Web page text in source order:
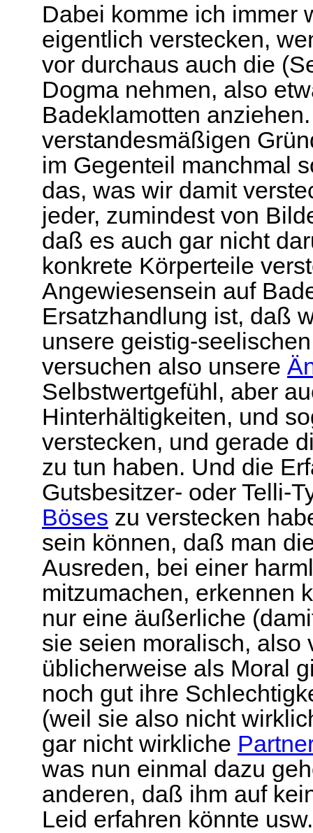
Dabei komme ich immer
eigentlich verstecken,
vor durchaus auch die
Dogma nehmen, also
Badeklamotten
verstandesmäßigen
im Gegenteil manchmal
das, was wir damit
jeder, zumindest von
daß es auch gar nicht
konkrete Körperteile
Angewiesensein auf
Ersatzhandlung ist, daß
unsere geistig-
versuchen also unsere
Selbstwertgefühl, aber
Hinterhältigkeiten, und
verstecken, und gerade
zu tun haben. Und die
Gutsbesitzer- oder Telli-
Böses zu verstecken
sein können, daß man
Ausreden, bei einer
mitzumachen, erkennen
nur eine äußerliche
sie seien moralisch, also
üblicherweise als Moral
noch gut ihre
(weil sie also nicht
gar nicht wirkliche
was nun einmal dazu
anderen, daß ihm auf
Leid erfahren könnte